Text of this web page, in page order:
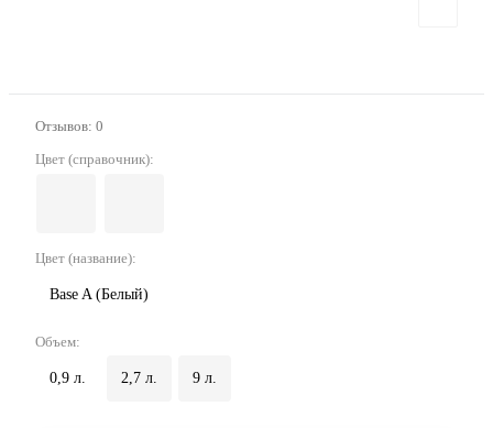
Отзывов: 0
Цвет (справочник):
Цвет (название):
Base A (Белый)
Объем:
0,9 л. 2,7 л. 9 л.